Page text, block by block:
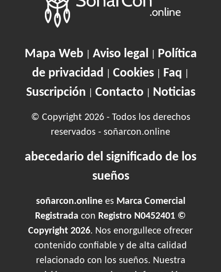
Mapa Web| Aviso legal
Política
de privacidad
Cookies Faq
Suscripción Contacto| Noticias
© Copyright 2026 - Todos los derechos
reservados - soñarcon.online
abecedario del significado de los
sueños
soñarcon.onlinees Marca Comercial
Registrada con Registro N0452401 ©
Copyright 2026. Nos enorgullece ofrecer
contenido confiable y de alta calidad
relacionado con los sueños. Nuestra